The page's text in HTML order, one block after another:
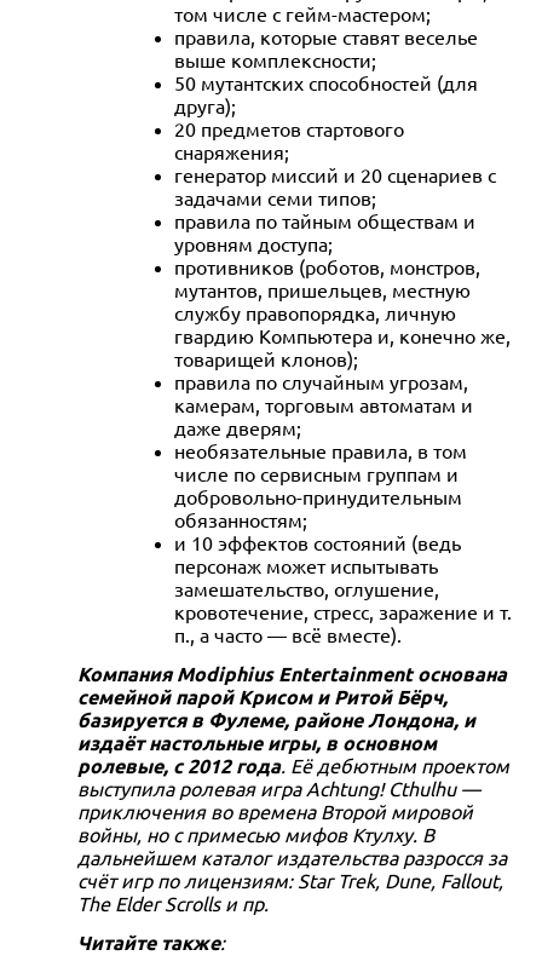
том числе с гейм-мастером;
правила, которые ставят веселье
выше комплексности;
50 мутантских способностей (для
друга);
20 предметов стартового
снаряжения;
генератор миссий и 20 сценариев с
задачами семи типов;
правила по тайным обществам и
уровням доступа;
противников (роботов, монстров,
мутантов, пришельцев, местную
службу правопорядка, личную
гвардию Компьютера и, конечно же,
товарищей клонов);
правила по случайным угрозам,
камерам, торговым автоматам и
даже дверям;
необязательные правила, в том
числе по сервисным группам и
добровольно-принудительным
обязанностям;
и 10 эффектов состояний (ведь
персонаж может испытывать
замешательство, оглушение,
кровотечение, стресс, заражение и т.
п., а часто — всё вместе).
Компания Modiphius Entertainment основана
семейной парой Крисом и Ритой Бёрч,
базируется в Фулеме, районе Лондона, и
издаёт настольные игры, в основном
ролевые, с 2012 года. Её дебютным проектом
выступила ролевая игра Achtung! Cthulhu —
приключения во времена Второй мировой
войны, но с примесью мифов Ктулху. В
дальнейшем каталог издательства разросся за
счёт игр по лицензиям: Star Trek, Dune, Fallout,
The Elder Scrolls и пр.
Читайте также: